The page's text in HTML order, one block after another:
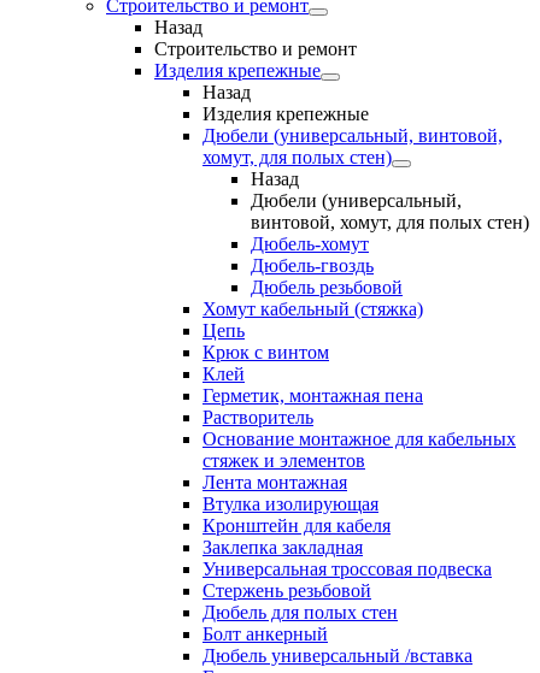
Строительство и ремонт
Назад
Строительство и ремонт
Изделия крепежные
Назад
Изделия крепежные
Дюбели (универсальный, винтовой,
хомут, для полых стен)
Назад
Дюбели (универсальный,
винтовой, хомут, для полых стен)
Дюбель-хомут
Дюбель-гвоздь
Дюбель резьбовой
Хомут кабельный (стяжка)
Цепь
Крюк с винтом
Клей
Герметик, монтажная пена
Растворитель
Основание монтажное для кабельных
стяжек и элементов
Лента монтажная
Втулка изолирующая
Кронштейн для кабеля
Заклепка закладная
Универсальная троссовая подвеска
Стержень резьбовой
Дюбель для полых стен
Болт анкерный
Дюбель универсальный /вставка